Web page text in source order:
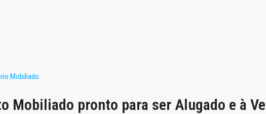
Mobiliado
Mobiliado pronto para ser Alugado e à